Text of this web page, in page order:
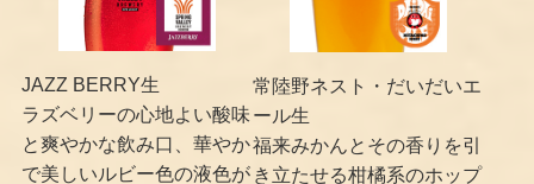
JAZZ BERRY生
ラズベリーの心地よい酸味
と爽やかな飲み口、華やか
で美しいルビー色の液色が
常陸野ネスト・だいだいエ
ール生
福来みかんとその香りを引
き立たせる柑橘系のホップ